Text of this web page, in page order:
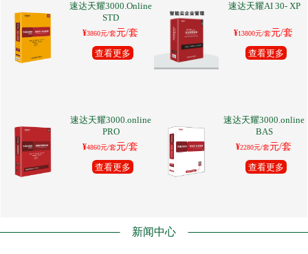
速达天耀3000.Online
STD
¥3860元/套元/套
查看更多
速达天耀AI 30- XP
¥13800元/套元/套
查看更多
速达天耀3000.online
PRO
¥4860元/套元/套
查看更多
速达天耀3000.online
BAS
¥2280元/套元/套
查看更多
新闻中心